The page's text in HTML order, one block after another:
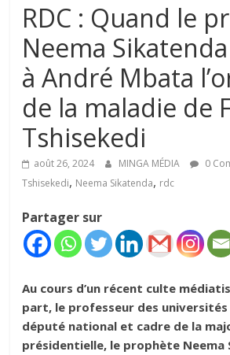
RDC : Quand le
Neema
à André Mbata
de la maladie de
Tshisekedi
août 26, 2024 MINGA MÉDIA 0
Tshisekedi, Neema Sikatenda, rdc
Partager sur
Au cours d’un récent culte
part, le professeur des
député national et cadre de la
présidentielle, le prophète Neema